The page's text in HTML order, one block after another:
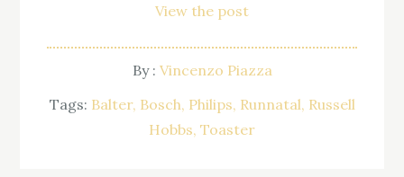
View the post
By : Vincenzo Piazza
Tags: Balter Bosch Philips Runnatal Russell
Hobbs Toaster